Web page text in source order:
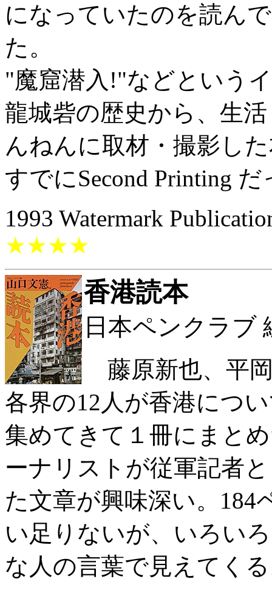
になっていたのを読ん
た。
"魔窟潜入!"などという
龍城砦の歴史から、生
んねんに取材・撮影し
すでにSecond Printing
1993 Watermark
★★★★
香港読本
日本ペンクラブ
藤原新也、平
各界の12人が香港につ
集めてきて１冊にまと
ーナリストが従軍記者
た文章が興味深い。184
い足りないが、いろい
な人の言葉で見えてく